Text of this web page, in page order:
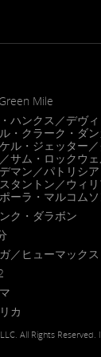
Mile
・ハンクス／デヴ
・クラーク・ダ
ル・ジェッター
サム・ロックウ
マン／パトリシ
タントン／ウィ
ーラ・マルコム
ク・ダラボン
／ヒューマックス
カ
All Rights